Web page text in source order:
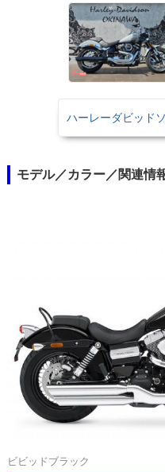
ハーレーダビッド
モデル／カラー／関連情
ビビッドブラック